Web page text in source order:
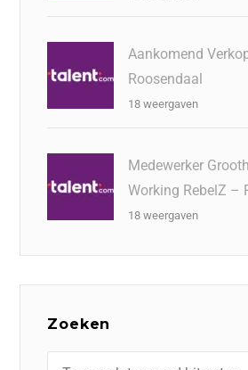
Aankomend
Roosendaal
18 weergaven
Medewerker
Working RebelZ –
18 weergaven
Zoeken